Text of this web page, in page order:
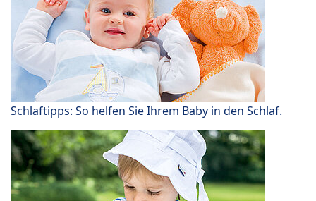
Schlaftipps: So helfen Sie Ihrem Baby in den Schlaf.